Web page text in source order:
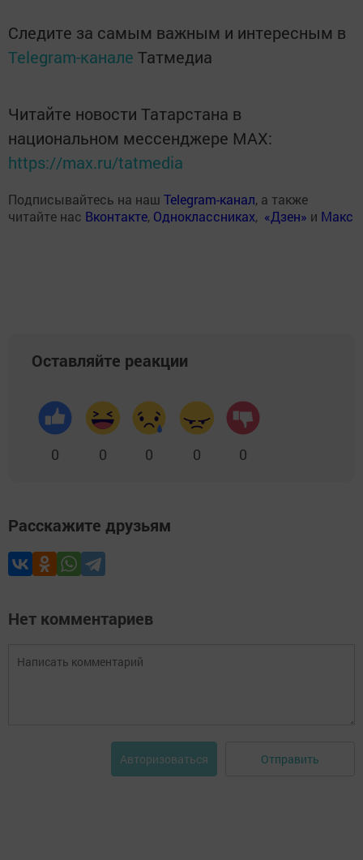
Следите за самым важным и интересным в
Telegram-канале Татмедиа
Читайте новости Татарстана в
национальном мессенджере MАХ:
https://max.ru/tatmedia
Подписывайтесь на наш Telegram-канал, а также
читайте нас Вконтакте, Одноклассниках, «Дзен» и Макс
Оставляйте реакции
0 0 0 0 0
Расскажите друзьям
Нет комментариев
Авторизоваться Отправить